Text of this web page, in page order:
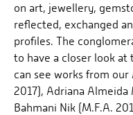
on art, jewellery,
reflected, exchanged
profiles. The
to have a closer look at
can see works from our
2017), Adriana Almeida
Bahmani Nik (M.F.A.